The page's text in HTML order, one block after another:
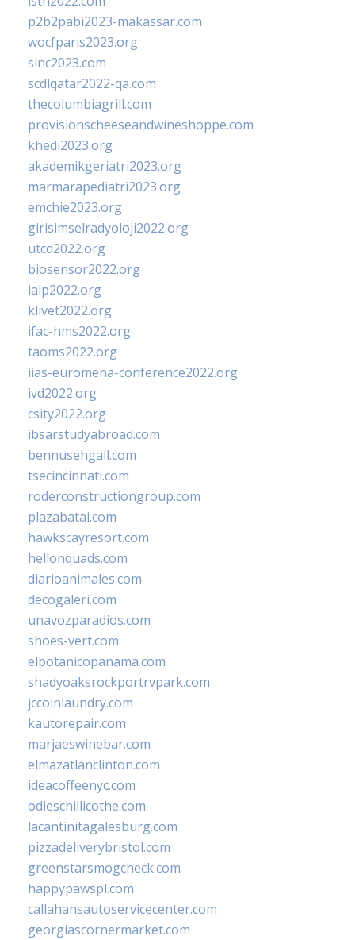
p2b2pabi2023-makassar.com
wocfparis2023.org
sinc2023.com
scdlqatar2022-qa.com
thecolumbiagrill.com
provisionscheeseandwineshoppe.com
khedi2023.org
akademikgeriatri2023.org
marmarapediatri2023.org
emchie2023.org
girisimselradyoloji2022.org
utcd2022.org
biosensor2022.org
ialp2022.org
klivet2022.org
ifac-hms2022.org
taoms2022.org
iias-euromena-conference2022.org
ivd2022.org
csity2022.org
ibsarstudyabroad.com
bennusehgall.com
tsecincinnati.com
roderconstructiongroup.com
plazabatai.com
hawkscayresort.com
hellonquads.com
diarioanimales.com
decogaleri.com
unavozparadios.com
shoes-vert.com
elbotanicopanama.com
shadyoaksrockportrvpark.com
jccoinlaundry.com
kautorepair.com
marjaeswinebar.com
elmazatlanclinton.com
ideacoffeenyc.com
odieschillicothe.com
lacantinitagalesburg.com
pizzadeliverybristol.com
greenstarsmogcheck.com
happypawspl.com
callahansautoservicecenter.com
georgiascornermarket.com